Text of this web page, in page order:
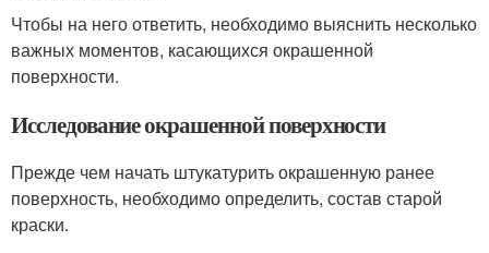
Чтобы на него ответить, необходимо выяснить несколько
важных моментов, касающихся окрашенной
поверхности.
Исследование окрашенной поверхности
Прежде чем начать штукатурить окрашенную ранее
поверхность, необходимо определить, состав старой
краски.